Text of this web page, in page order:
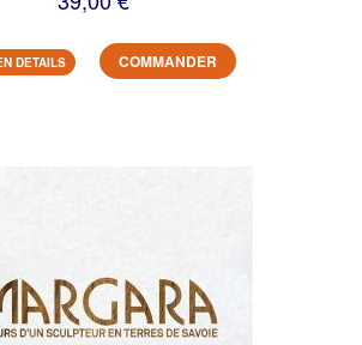
DETAILS COMMANDER